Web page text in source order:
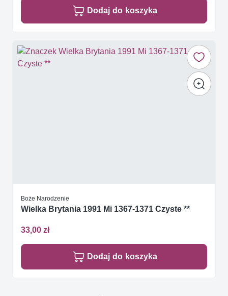
Dodaj do koszyka
Boże Narodzenie
Wielka Brytania 1991 Mi 1367-1371 Czyste **
33,00 zł
Dodaj do koszyka